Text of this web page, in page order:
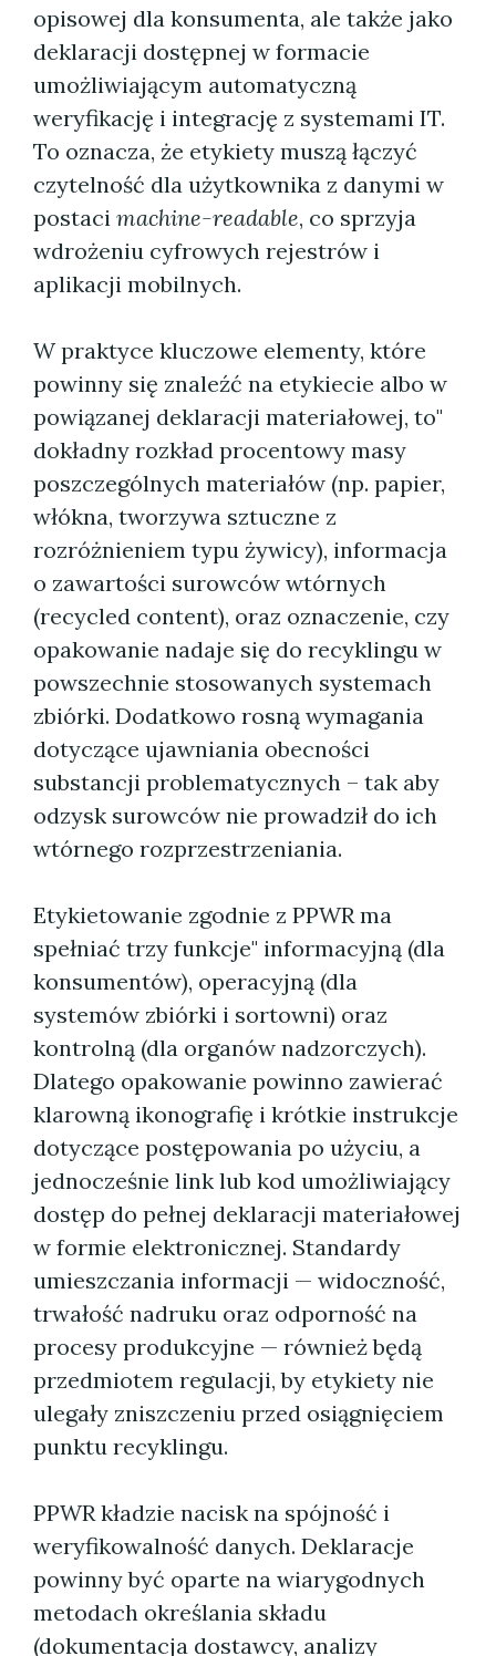
opisowej dla konsumenta, ale także jako
deklaracji dostępnej w formacie
umożliwiającym automatyczną
weryfikację i integrację z systemami IT.
To oznacza, że etykiety muszą łączyć
czytelność dla użytkownika z danymi w
postaci machine-readable, co sprzyja
wdrożeniu cyfrowych rejestrów i
aplikacji mobilnych.
W praktyce kluczowe elementy, które
powinny się znaleźć na etykiecie albo w
powiązanej deklaracji materiałowej, to"
dokładny rozkład procentowy masy
poszczególnych materiałów (np. papier,
włókna, tworzywa sztuczne z
rozróżnieniem typu żywicy), informacja
o zawartości surowców wtórnych
(recycled content), oraz oznaczenie, czy
opakowanie nadaje się do recyklingu w
powszechnie stosowanych systemach
zbiórki. Dodatkowo rosną wymagania
dotyczące ujawniania obecności
substancji problematycznych – tak aby
odzysk surowców nie prowadził do ich
wtórnego rozprzestrzeniania.
Etykietowanie zgodnie z PPWR ma
spełniać trzy funkcje" informacyjną (dla
konsumentów), operacyjną (dla
systemów zbiórki i sortowni) oraz
kontrolną (dla organów nadzorczych).
Dlatego opakowanie powinno zawierać
klarowną ikonografię i krótkie instrukcje
dotyczące postępowania po użyciu, a
jednocześnie link lub kod umożliwiający
dostęp do pełnej deklaracji materiałowej
w formie elektronicznej. Standardy
umieszczania informacji — widoczność,
trwałość nadruku oraz odporność na
procesy produkcyjne — również będą
przedmiotem regulacji, by etykiety nie
ulegały zniszczeniu przed osiągnięciem
punktu recyklingu.
PPWR kładzie nacisk na spójność i
weryfikowalność danych. Deklaracje
powinny być oparte na wiarygodnych
metodach określania składu
(dokumentacja dostawcy, analizy